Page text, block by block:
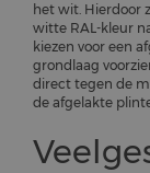
het wit. Hierdoor
witte RAL-kleur
kiezen voor een
grondlaag
direct tegen de
de afgelakte